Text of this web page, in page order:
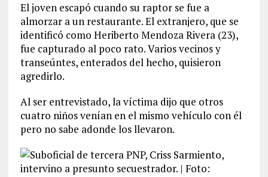
El joven escapó cuando su raptor se fue a
almorzar a un restaurante. El extranjero, que se
identificó como Heriberto Mendoza Rivera (23),
fue capturado al poco rato. Varios vecinos y
transeúntes, enterados del hecho, quisieron
agredirlo.
Al ser entrevistado, la víctima dijo que otros
cuatro niños venían en el mismo vehículo con él
pero no sabe adonde los llevaron.